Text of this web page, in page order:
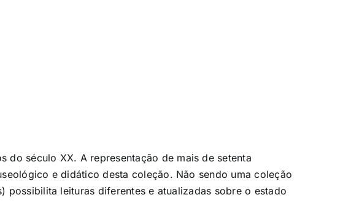
do século XX. A representação de mais de setenta
e didático desta coleção. Não sendo uma coleção
possibilita leituras diferentes e atualizadas sobre o estado